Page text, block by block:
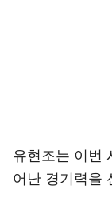
유현조는 이번
어난 경기력을